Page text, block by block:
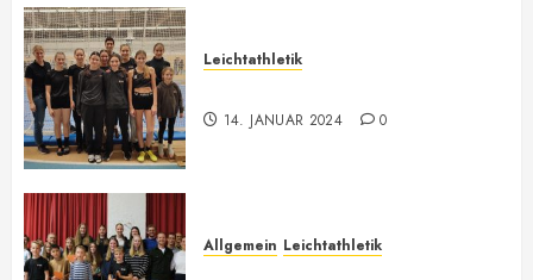
Leichtathletik
14. JANUAR 2024 0
Allgemein Leichtathletik